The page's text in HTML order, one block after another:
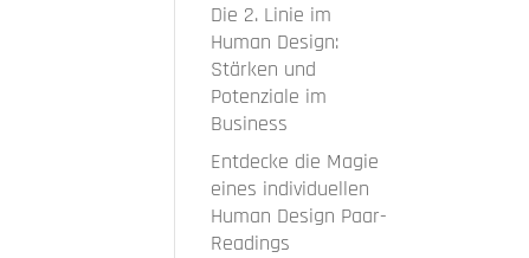
Die 2. Linie im
Human Design:
Stärken und
Potenziale im
Business
Entdecke die Magie
eines individuellen
Human Design Paar-
Readings